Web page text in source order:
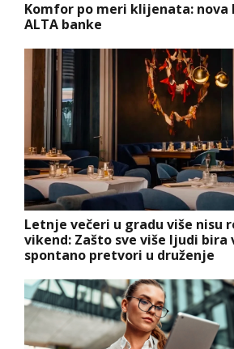
Komfor po meri klijenata:
ALTA banke
Letnje večeri u gradu više nisu
vikend: Zašto sve više ljudi bira
spontano pretvori u druženje